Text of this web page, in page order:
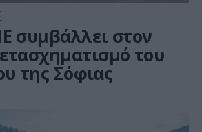
συμβάλλει στον
του
της Σόφιας